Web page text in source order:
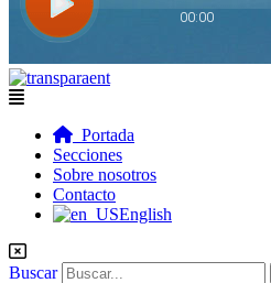
Flyout
Portada
Secciones
Sobre nosotros
Contacto
English
Buscar